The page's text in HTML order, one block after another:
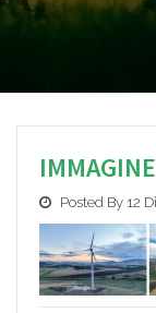
Posted By 12